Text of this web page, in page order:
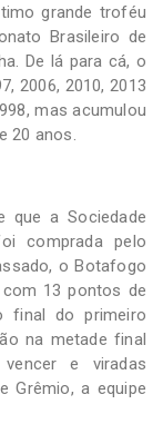
grande troféu
Brasileiro de
De lá para cá, o
2006, 2010, 2013
mas acumulou
20 anos.
que a Sociedade
comprada pelo
o Botafogo
13 pontos de
final do primeiro
na metade final
e viradas
Grêmio, a equipe